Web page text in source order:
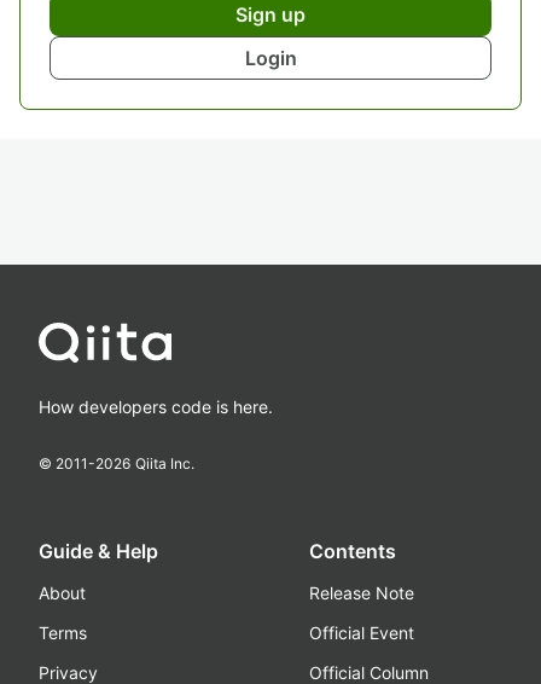
Sign up
Login
How developers code is here.
© 2011-2026 Qiita Inc.
Guide & Help
About
Terms
Privacy
Contents
Release Note
Official Event
Official Column